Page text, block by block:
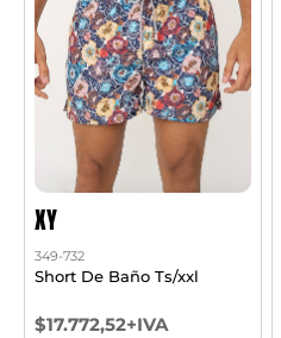
XY
349-732
Short De Baño Ts/xxl
$17.772,52+IVA